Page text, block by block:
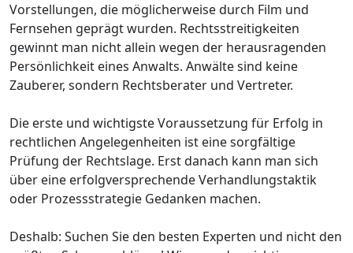
Vorstellungen, die möglicherweise durch Film und
Fernsehen geprägt wurden. Rechtsstreitigkeiten
gewinnt man nicht allein wegen der herausragenden
Persönlichkeit eines Anwalts. Anwälte sind keine
Zauberer, sondern Rechtsberater und Vertreter.
Die erste und wichtigste Voraussetzung für Erfolg in
rechtlichen Angelegenheiten ist eine sorgfältige
Prüfung der Rechtslage. Erst danach kann man sich
über eine erfolgversprechende Verhandlungstaktik
oder Prozessstrategie Gedanken machen.
Deshalb: Suchen Sie den besten Experten und nicht den